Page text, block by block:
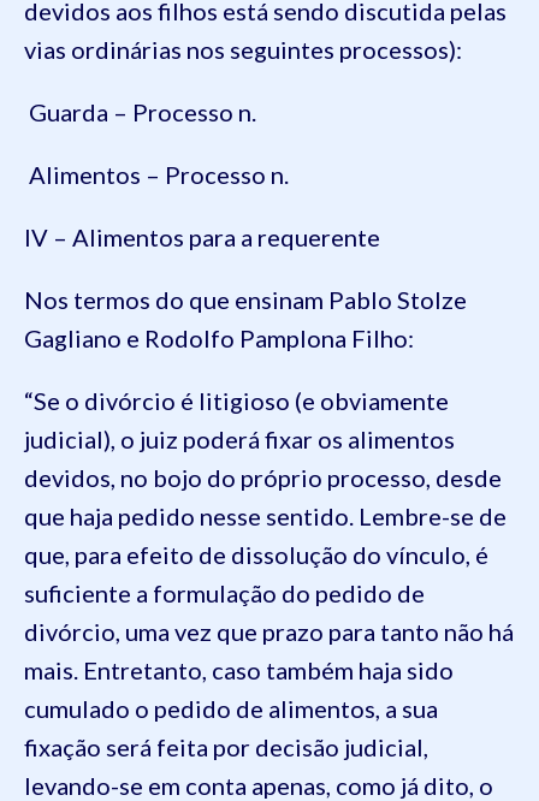
devidos aos filhos está sendo discutida pelas
vias ordinárias nos seguintes processos):
Guarda – Processo n.
Alimentos – Processo n.
IV – Alimentos para a requerente
Nos termos do que ensinam Pablo Stolze
Gagliano e Rodolfo Pamplona Filho:
“Se o divórcio é litigioso (e obviamente
judicial), o juiz poderá fixar os alimentos
devidos, no bojo do próprio processo, desde
que haja pedido nesse sentido. Lembre-se de
que, para efeito de dissolução do vínculo, é
suficiente a formulação do pedido de
divórcio, uma vez que prazo para tanto não há
mais. Entretanto, caso também haja sido
cumulado o pedido de alimentos, a sua
fixação será feita por decisão judicial,
levando-se em conta apenas, como já dito, o